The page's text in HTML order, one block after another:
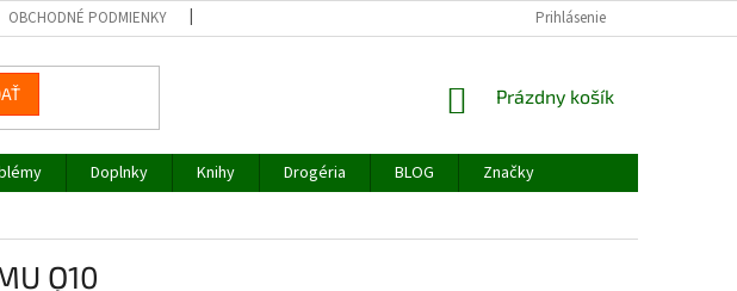
OBCHODNÉ PODMIENKY NAPÍŠTE NÁM
Prihlásenie
NÁKUPNÝ
Prázdny košík
Doplnky Knihy Drogéria BLOG
Značky
Q10